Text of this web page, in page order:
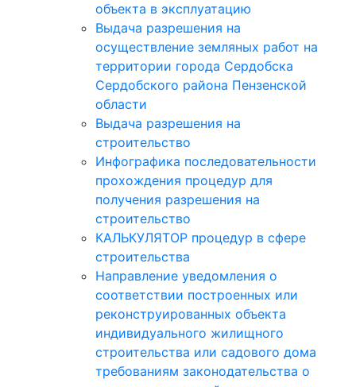
объекта в эксплуатацию
Выдача разрешения на
осуществление земляных работ на
территории города Сердобска
Сердобского района Пензенской
области
Выдача разрешения на
строительство
Инфографика последовательности
прохождения процедур для
получения разрешения на
строительство
КАЛЬКУЛЯТОР процедур в сфере
строительства
Направление уведомления о
соответствии построенных или
реконструированных объекта
индивидуального жилищного
строительства или садового дома
требованиям законодательства о